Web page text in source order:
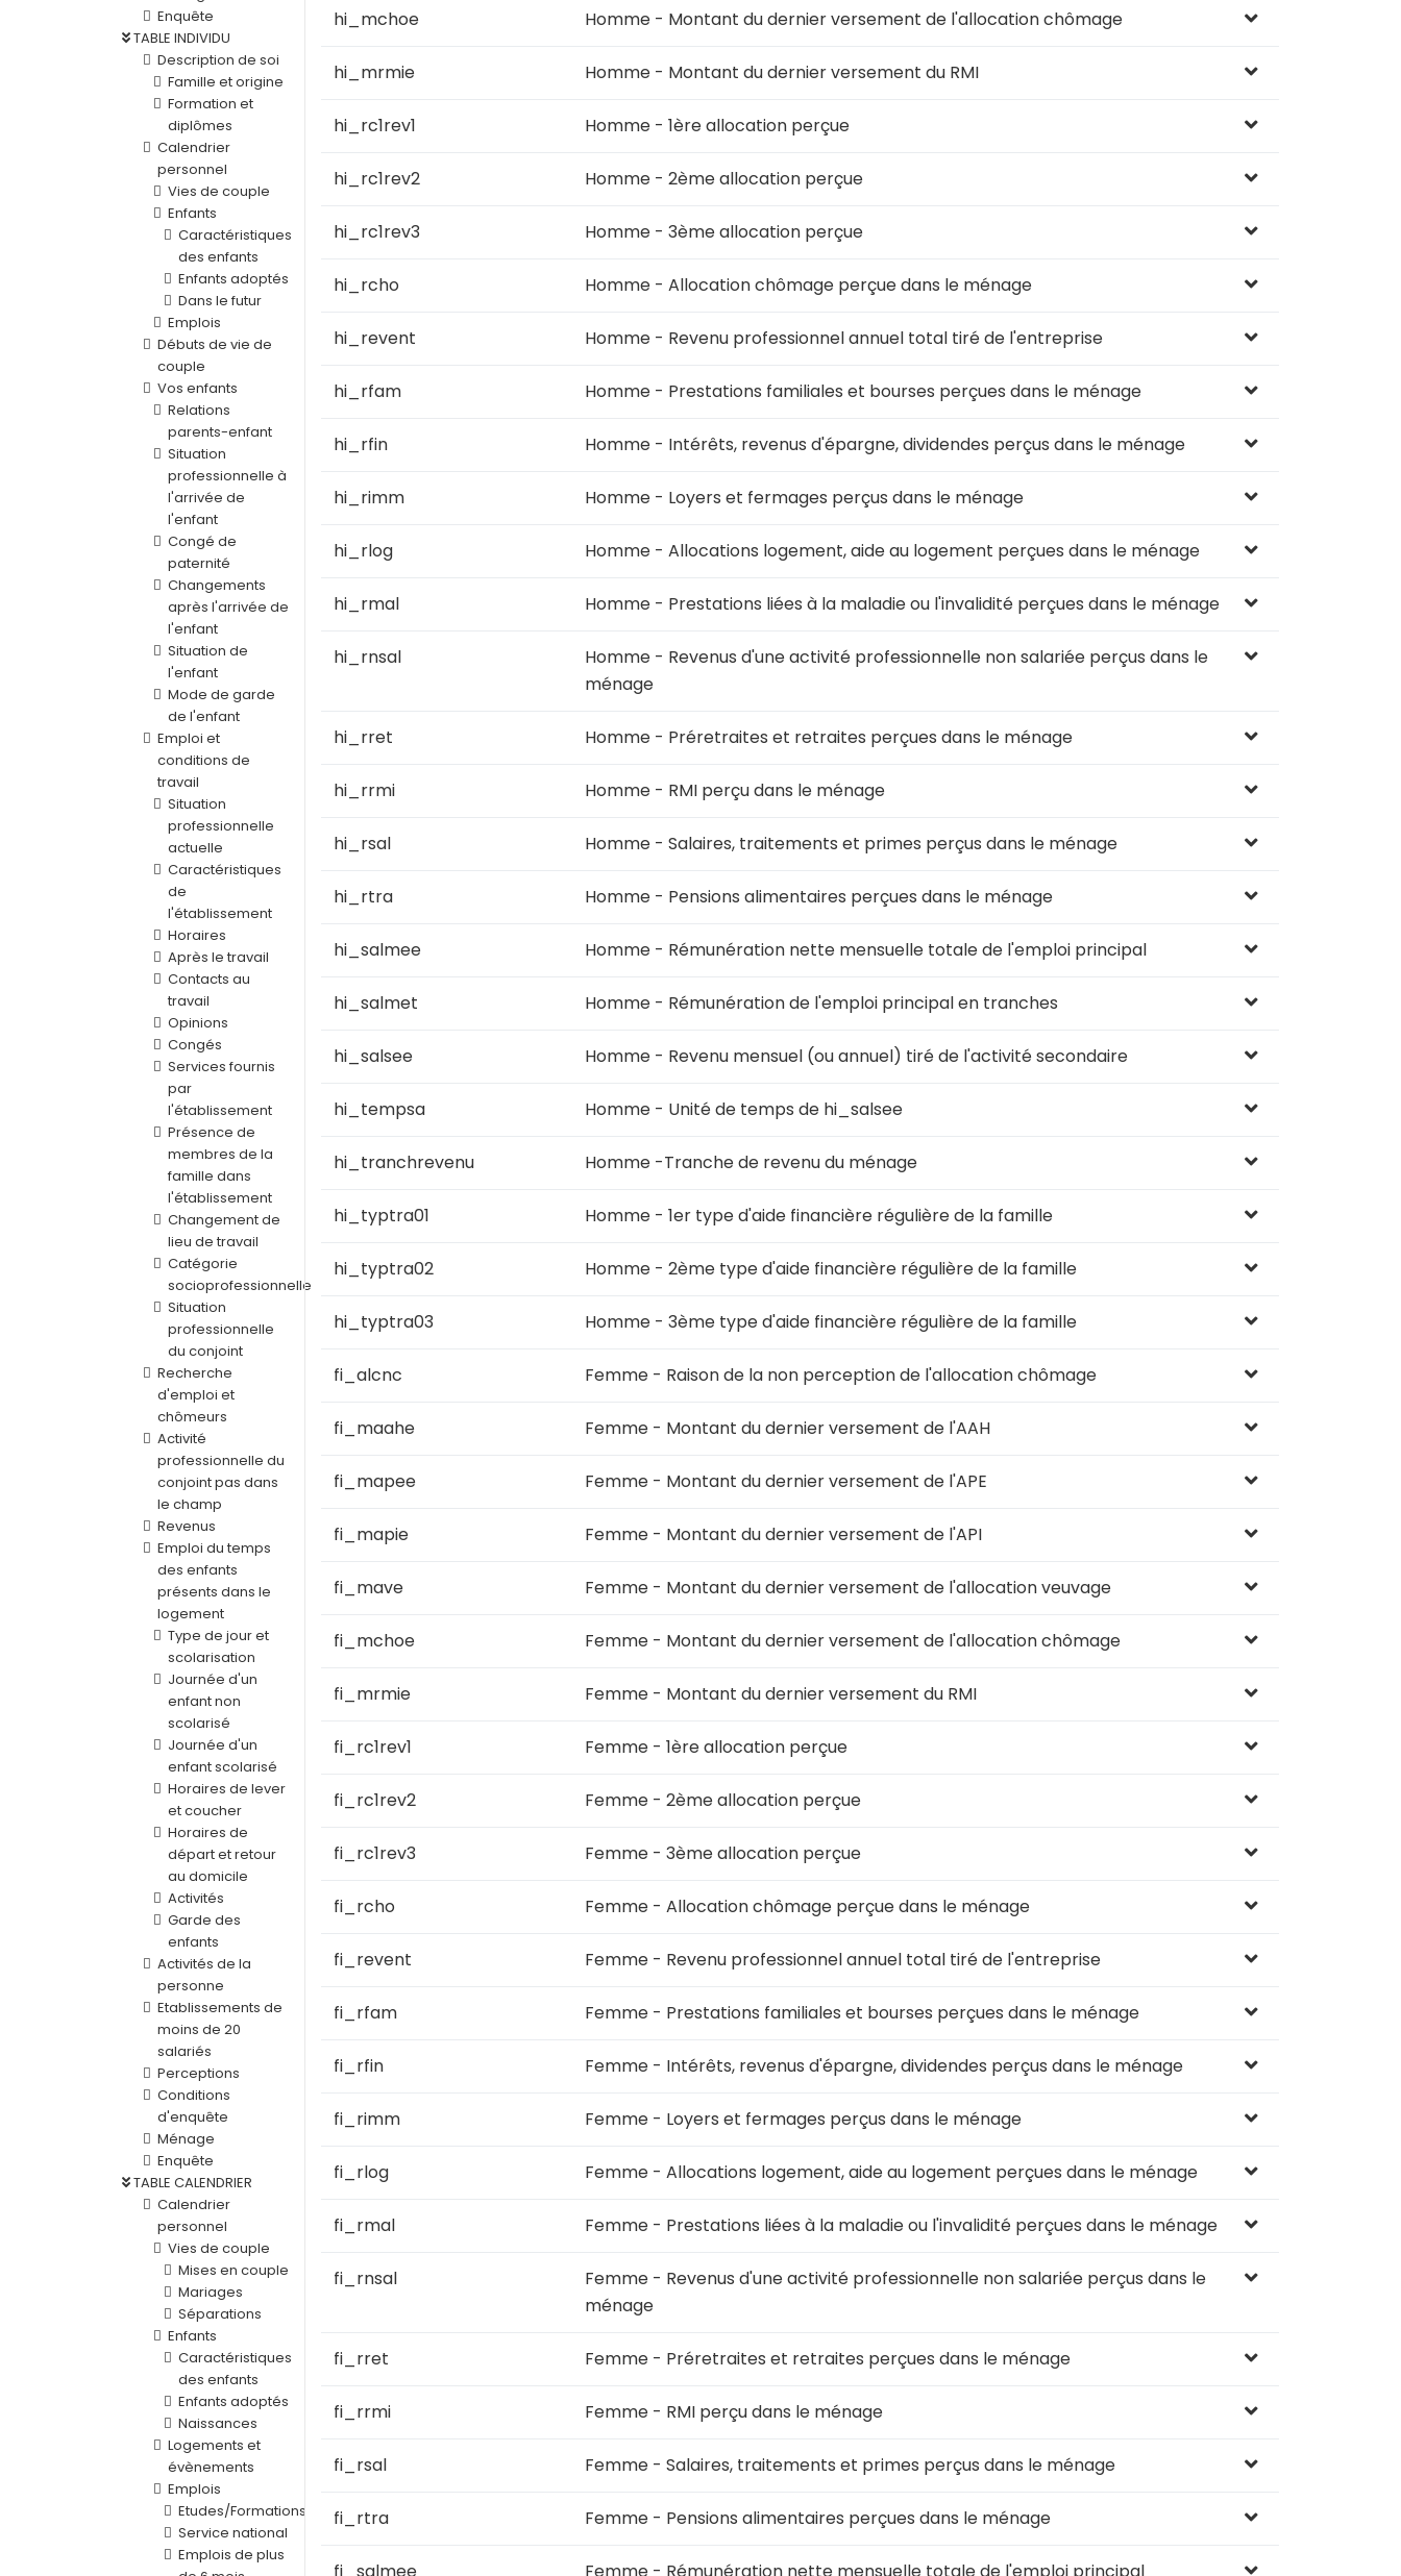
Enquête
TABLE INDIVIDU
Description de soi
Famille et origine
Formation et
diplômes
Calendrier
personnel
Vies de couple
Enfants
Caractéristiques
des enfants
Enfants adoptés
Dans le futur
Emplois
Débuts de vie de
couple
Vos enfants
Relations
parents-enfant
Situation
professionnelle à
l'arrivée de
l'enfant
Congé de
paternité
Changements
après l'arrivée de
l'enfant
Situation de
l'enfant
Mode de garde
de l'enfant
Emploi et
conditions de
travail
Situation
professionnelle
actuelle
Caractéristiques
de
l'établissement
Horaires
Après le travail
Contacts au
travail
Opinions
Congés
Services fournis
par
l'établissement
Présence de
membres de la
famille dans
l'établissement
Changement de
lieu de travail
Catégorie
socioprofessionnelle
Situation
professionnelle
du conjoint
Recherche
d'emploi et
chômeurs
Activité
professionnelle du
conjoint pas dans
le champ
Revenus
Emploi du temps
des enfants
présents dans le
logement
Type de jour et
scolarisation
Journée d'un
enfant non
scolarisé
Journée d'un
enfant scolarisé
Horaires de lever
et coucher
Horaires de
départ et retour
au domicile
Activités
Garde des
enfants
Activités de la
personne
Etablissements de
moins de 20
salariés
Perceptions
Conditions
d'enquête
Ménage
Enquête
TABLE CALENDRIER
Calendrier
personnel
Vies de couple
Mises en couple
Mariages
Séparations
Enfants
Caractéristiques
des enfants
Enfants adoptés
Naissances
Logements et
évènements
Emplois
Etudes/Formations
Service national
Emplois de plus
hi_mchoe Homme - Montant du dernier versement de l'allocation chômage
hi_mrmie Homme - Montant du dernier versement du RMI
hi_rc1rev1 Homme - 1ère allocation perçue
hi_rc1rev2 Homme - 2ème allocation perçue
hi_rc1rev3 Homme - 3ème allocation perçue
hi_rcho Homme - Allocation chômage perçue dans le ménage
hi_revent Homme - Revenu professionnel annuel total tiré de l'entreprise
hi_rfam Homme - Prestations familiales et bourses perçues dans le ménage
hi_rfin Homme - Intérêts, revenus d'épargne, dividendes perçus dans le ménage
hi_rimm Homme - Loyers et fermages perçus dans le ménage
hi_rlog Homme - Allocations logement, aide au logement perçues dans le ménage
hi_rmal Homme - Prestations liées à la maladie ou l'invalidité perçues dans le ménage
hi_rnsal
Homme - Revenus d'une activité professionnelle non salariée perçus dans le
ménage
hi_rret Homme - Préretraites et retraites perçues dans le ménage
hi_rrmi Homme - RMI perçu dans le ménage
hi_rsal Homme - Salaires, traitements et primes perçus dans le ménage
hi_rtra Homme - Pensions alimentaires perçues dans le ménage
hi_salmee Homme - Rémunération nette mensuelle totale de l'emploi principal
hi_salmet Homme - Rémunération de l'emploi principal en tranches
hi_salsee Homme - Revenu mensuel (ou annuel) tiré de l'activité secondaire
hi_tempsa Homme - Unité de temps de hi_salsee
hi_tranchrevenu Homme -Tranche de revenu du ménage
hi_typtra01 Homme - 1er type d'aide financière régulière de la famille
hi_typtra02 Homme - 2ème type d'aide financière régulière de la famille
hi_typtra03 Homme - 3ème type d'aide financière régulière de la famille
fi_alcnc Femme - Raison de la non perception de l'allocation chômage
fi_maahe Femme - Montant du dernier versement de l'AAH
fi_mapee Femme - Montant du dernier versement de l'APE
fi_mapie Femme - Montant du dernier versement de l'API
fi_mave Femme - Montant du dernier versement de l'allocation veuvage
fi_mchoe Femme - Montant du dernier versement de l'allocation chômage
fi_mrmie Femme - Montant du dernier versement du RMI
fi_rc1rev1 Femme - 1ère allocation perçue
fi_rc1rev2 Femme - 2ème allocation perçue
fi_rc1rev3 Femme - 3ème allocation perçue
fi_rcho Femme - Allocation chômage perçue dans le ménage
fi_revent Femme - Revenu professionnel annuel total tiré de l'entreprise
fi_rfam Femme - Prestations familiales et bourses perçues dans le ménage
fi_rfin Femme - Intérêts, revenus d'épargne, dividendes perçus dans le ménage
fi_rimm Femme - Loyers et fermages perçus dans le ménage
fi_rlog Femme - Allocations logement, aide au logement perçues dans le ménage
fi_rmal Femme - Prestations liées à la maladie ou l'invalidité perçues dans le ménage
fi_rnsal
Femme - Revenus d'une activité professionnelle non salariée perçus dans le
ménage
fi_rret Femme - Préretraites et retraites perçues dans le ménage
fi_rrmi Femme - RMI perçu dans le ménage
fi_rsal Femme - Salaires, traitements et primes perçus dans le ménage
fi_rtra Femme - Pensions alimentaires perçues dans le ménage
fi_salmee Femme - Rémunération nette mensuelle totale de l'emploi principal